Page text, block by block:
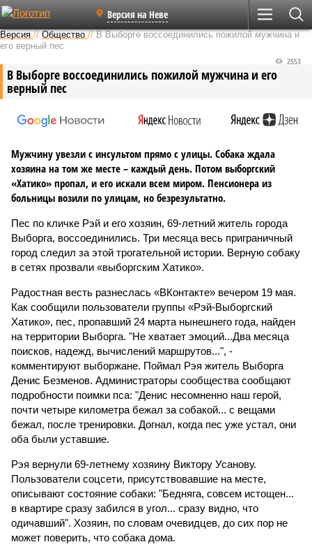
Версия на Неве
Версия //Общество //В Выборге воссоединились пожилой мужчина и
его верный пес
В Выборге воссоединились пожилой мужчина и его
верный пес
2553
Мужчину увезли с инсультом прямо с улицы. Собака ждала
хозяина на том же месте – каждый день. Потом выборгский
«Хатико» пропал, и его искали всем миром. Пенсионера из
больницы возили по улицам, но безрезультатно.
Пес по кличке Рэй и его хозяин, 69-летний житель города
Выборга, воссоединились. Три месяца весь приграничный
город следил за этой трогательной истории. Верную собаку
в сетях прозвали «выборгским Хатико».
Радостная весть разнеслась «ВКонтакте» вечером 19 мая.
Как сообщили пользователи группы «Рэй-Выборгский
Хатико», пес, пропавший 24 марта нынешнего года, найден
на территории Выборга. "Не хватает эмоций...Два месяца
поисков, надежд, вычислений маршрутов...", -
комментируют выборжане. Поймал Рэя житель Выборга
Денис Безменов. Администраторы сообщества сообщают
подробности поимки пса: "Денис несомненно наш герой,
почти четыре километра бежал за собакой... с вещами
бежал, после тренировки. Догнал, когда пес уже устал, они
оба были уставшие.
Рэя вернули 69-летнему хозяину Виктору Усанову.
Пользователи соцсети, присутствовавшие на месте,
описывают состояние собаки: "Бедняга, совсем истощен...
в квартире сразу забился в угол... сразу видно, что
одичавший". Хозяин, по словам очевидцев, до сих пор не
может поверить, что собака дома.